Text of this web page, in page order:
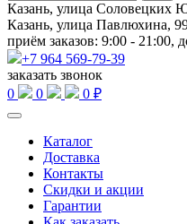
Казань, улица Соловецких
Казань, улица Павлюхина,
приём заказов: 9:00 - 21:00,
+7 964 569-79-39
заказать звонок
0
0 0 ₽
Каталог
Доставка
Контакты
Скидки и акции
Гарантии